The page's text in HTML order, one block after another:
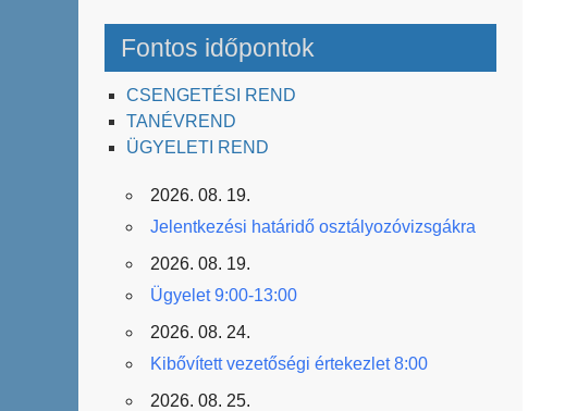
Fontos időpontok
CSENGETÉSI REND
TANÉVREND
ÜGYELETI REND
2026. 08. 19.
Jelentkezési határidő osztályozóvizsgákra
2026. 08. 19.
Ügyelet 9:00-13:00
2026. 08. 24.
Kibővített vezetőségi értekezlet 8:00
2026. 08. 25.